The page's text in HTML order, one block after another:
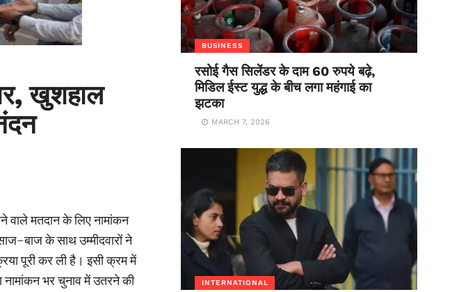
खुशहाल
वाले मतदान के लिए नामांकन
बाज के साथ उम्मीदवारों ने
पूरी कर ली है। इसी क्रम में
नामांकन भर चुनाव में उतरने की
BUSINESS
रसोई गैस सिलेंडर के दाम 60 रुपये बढ़े,
मिडिल ईस्ट युद्ध के बीच लगा महंगाई का
झटका
MARCH 7, 2026
INTERNATIONAL